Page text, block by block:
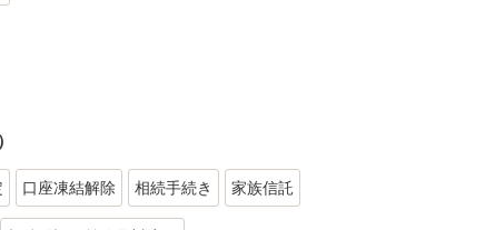
口座凍結解除 相続手続き 家族信託